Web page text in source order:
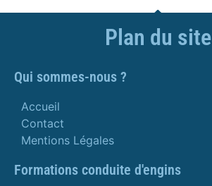
Plan du site
Qui sommes-nous ?
Accueil
Contact
Mentions Légales
Formations conduite d'engins